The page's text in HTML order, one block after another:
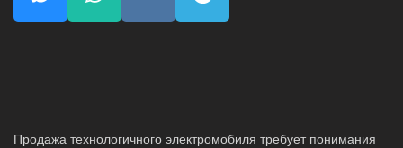
Продажа технологичного электромобиля требует понимания